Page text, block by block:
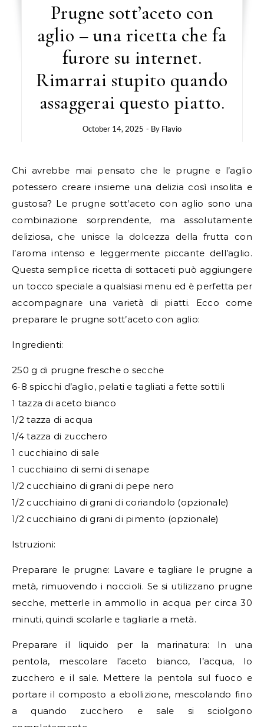
Prugne sott’aceto con
aglio – una ricetta che fa
furore su internet.
Rimarrai stupito quando
assaggerai questo piatto.
October 14, 2025 - By Flavio
Chi avrebbe mai pensato che le prugne e l’aglio
potessero creare insieme una delizia così insolita e
gustosa? Le prugne sott’aceto con aglio sono una
combinazione sorprendente, ma assolutamente
deliziosa, che unisce la dolcezza della frutta con
l’aroma intenso e leggermente piccante dell’aglio.
Questa semplice ricetta di sottaceti può aggiungere
un tocco speciale a qualsiasi menu ed è perfetta per
accompagnare una varietà di piatti. Ecco come
preparare le prugne sott’aceto con aglio:
Ingredienti:
250 g di prugne fresche o secche
6-8 spicchi d’aglio, pelati e tagliati a fette sottili
1 tazza di aceto bianco
1/2 tazza di acqua
1/4 tazza di zucchero
1 cucchiaino di sale
1 cucchiaino di semi di senape
1/2 cucchiaino di grani di pepe nero
1/2 cucchiaino di grani di coriandolo (opzionale)
1/2 cucchiaino di grani di pimento (opzionale)
Istruzioni:
Preparare le prugne: Lavare e tagliare le prugne a
metà, rimuovendo i noccioli. Se si utilizzano prugne
secche, metterle in ammollo in acqua per circa 30
minuti, quindi scolarle e tagliarle a metà.
Preparare il liquido per la marinatura: In una
pentola, mescolare l’aceto bianco, l’acqua, lo
zucchero e il sale. Mettere la pentola sul fuoco e
portare il composto a ebollizione, mescolando fino
a quando zucchero e sale si sciolgono